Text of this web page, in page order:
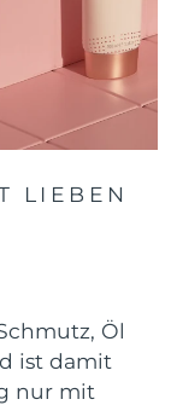
LIEBEN
Öl
ist damit
nur mit
8/10/26
8/11/26
8/9/26
8/11/26
8/9/26